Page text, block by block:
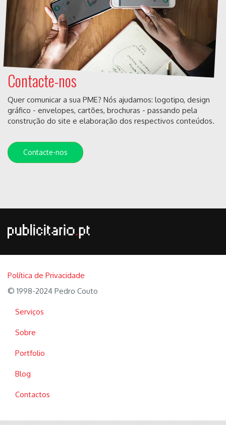
Contacte-nos
Quer comunicar a sua PME? Nós ajudamos: logotipo, design
gráfico - envelopes, cartões, brochuras - passando pela
construção do site e elaboração dos respectivos conteúdos.
Contacte-nos
Política de Privacidade
© 1998-2024 Pedro Couto
Serviços
Sobre
Portfolio
Blog
Contactos